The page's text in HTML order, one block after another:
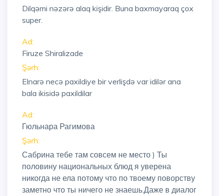
Dilqəmi nəzərə alaq kişidir. Buna baxmayaraq çox
super.
Ad:
Firuze Shiralizade
Şərh:
Elnarə necə paxildiye bir verlişdə var idilər ana
bala ikisidə paxildilar
Ad:
Гюльнара Рагимова
Şərh:
Сабрина тебе там совсем не место ) Ты
половину национальных блюд я уверена
никогда не ела потому что по твоему поворству
заметно что ты ничего не знаешь.Даже в диалог